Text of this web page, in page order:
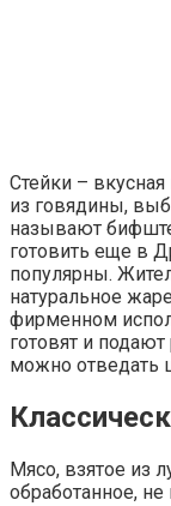
Стейки – вкусная
из говядины,
называют
готовить еще в
популярны.
натуральное
фирменном
готовят и
можно отведать
Мясо, взятое из
обработанное, не